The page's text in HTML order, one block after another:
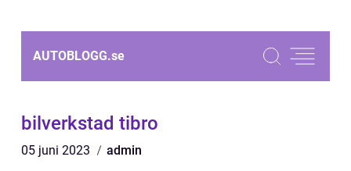
AUTOBLOGG.se
bilverkstad tibro
05 juni 2023 admin